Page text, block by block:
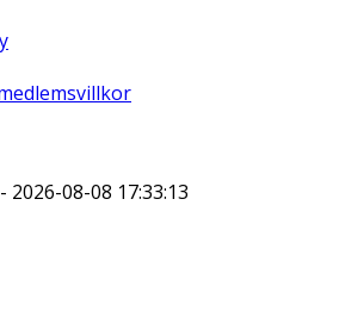
2026-08-08 17:33:13